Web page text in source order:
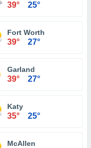
39° 25°
Fort Worth
39° 27°
Garland
39° 27°
Katy
35° 25°
McAllen